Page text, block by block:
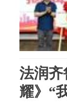
法润齐
耀》“